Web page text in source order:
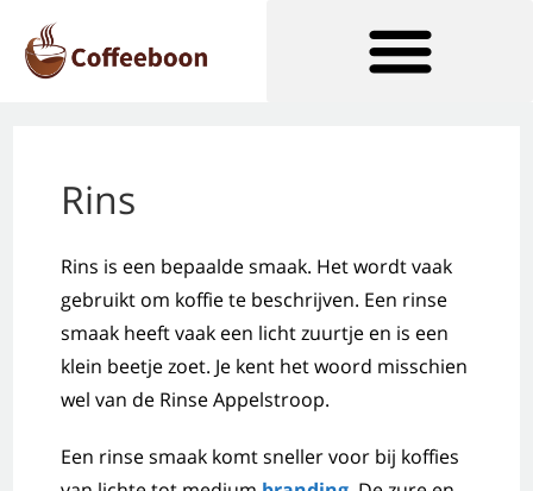
Rins
Rins is een bepaalde smaak. Het wordt vaak
gebruikt om koffie te beschrijven. Een rinse
smaak heeft vaak een licht zuurtje en is een
klein beetje zoet. Je kent het woord misschien
wel van de Rinse Appelstroop.
Een rinse smaak komt sneller voor bij koffies